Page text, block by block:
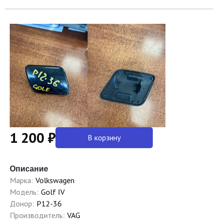
1 200 ₽ В корзину
Описание
Марка: Volkswagen
Модель: Golf IV
Донор: P12-36
Производитель: VAG